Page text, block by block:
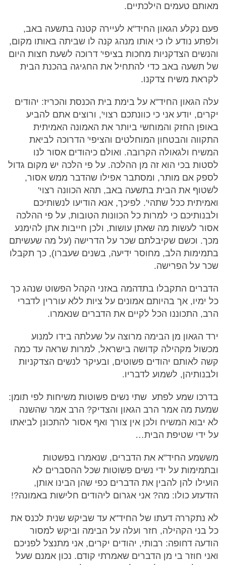
מאותם טעמים הילכתיים.
פעם נקלע הגאון החיד"א לעיירה קטנה בתשעה באב,
ולפתע נודע לו כי אותו מנהג קנה לו שביתה באותו מקום,
והנשים הצדקניות מחכות בציפי' דרוכה לשעת חצות היום
של תשעה באב כדי להתחיל את החגיגה בהכנת הבית
לקראת משיח צדקנו.
עלה הגאון החיד"א על בימת בית הכנסת והכריז: יהודים
יקרים, יודע אני כי כוונתכם רצוי', ורוצים אתם להביע
באופן החזק והמוחשי ביותר את האמונה האמיתית
התקווה והבטחון המוחלטים והציפי' הדרוכה לביאת
המשיח ולגאולה הקרובה. ואולם כיהודים אסור לנו
לסטות בכי הוא זה מן ההלכה. על פי הלכה יש מקום גדול
לספק אם מותר, ומסתבר אפילו שהדבר ממש אסור,
לשטוף את הבית בתשעה באב, תהא הכוונה רצוי'
ואמיתית ככל שתהי'. לפיכך, אנא הודיעו לנשותיכם
ולבנותיכם כי למרות כל הכוונות הטובות, על פי ההלכה
אסור לעשות מה שאתן עושות, ולכן חייבות אתן להימנע
מכך. וכשם שקיבלתם שכר על הדרישה (על מה שעשיתם
בתמימות הלב, מחוסר ידיעה, בשנים שעברו), כך תקבלו
שכר על הפרישה.
הדברים התקבלו בתדהמה באזני הקהל הפשוט שנהג כך
כל ימיו, אך בהיותם אמונים על ציות ללא עוררין לדברי
הרב, התכוננו הכל לקיים את הדברים שנאמרו.
ירד הגאון מן הבימה מרוצה על שעלתה בידו למנוע
מכשול מקהילה קדושה בישראל, למרות שראה עד כמה
קשה לאותם יהודים פשוטים, ובעיקר לנשים הצדקניות
ולבנותיהן, לשמוע לדבריו.
בדרכו שמע לפתע שתי נשים פשוטות משיחות לפי תומן:
שמעת מה אמר הרב הגאון והצדיק? הרב אמר שהשנה
לא יבוא המשיח ולכן אין צורך ואף אסור להתכונן לביאתו
על ידי שטיפת הבית…
מששמע החיד"א את הדברים, שנאמרו בפשטות
ובתמימות על ידי נשים פשוטות שכל ההסברים לא
הועילו להן להבין את הדברים כפי שהן הבינו אותן,
הזדעזע כולו: מה? אני אגרום ליהודים חלישות באמונה?!
לא נתקררה דעתו של החיד"א עד שביקש שנית לכנס את
כל בני הקהילה, חזר ועלה על הבימה וביקש למסור
הודעה דחופה: רבותי, יהודים יקרים, אני מתנצל לפניכם
ואני חוזר בי מן הדברים שאמרתי קודם. נכון אמנם שעל